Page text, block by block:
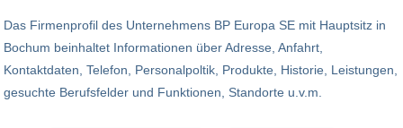
Das Firmenprofil des Unternehmens BP Europa SE mit Hauptsitz in
Bochum beinhaltet Informationen über Adresse, Anfahrt,
Kontaktdaten, Telefon, Personalpoltik, Produkte, Historie, Leistungen,
gesuchte Berufsfelder und Funktionen, Standorte u.v.m.